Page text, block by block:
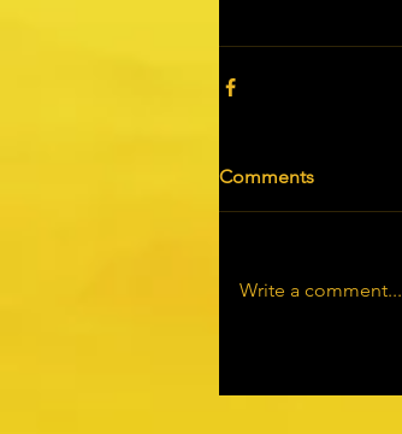
Comments
Write a comment...